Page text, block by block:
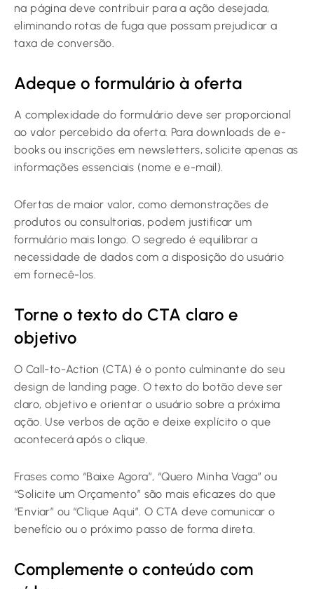
na página deve contribuir para a ação desejada,
eliminando rotas de fuga que possam prejudicar a
taxa de conversão.
Adeque o formulário à oferta
A complexidade do formulário deve ser proporcional
ao valor percebido da oferta. Para downloads de e-
books ou inscrições em newsletters, solicite apenas as
informações essenciais (nome e e-mail).
Ofertas de maior valor, como demonstrações de
produtos ou consultorias, podem justificar um
formulário mais longo. O segredo é equilibrar a
necessidade de dados com a disposição do usuário
em fornecê-los.
Torne o texto do CTA claro e
objetivo
O Call-to-Action (CTA) é o ponto culminante do seu
design de landing page. O texto do botão deve ser
claro, objetivo e orientar o usuário sobre a próxima
ação. Use verbos de ação e deixe explícito o que
acontecerá após o clique.
Frases como “Baixe Agora”, “Quero Minha Vaga” ou
“Solicite um Orçamento” são mais eficazes do que
“Enviar” ou “Clique Aqui”. O CTA deve comunicar o
benefício ou o próximo passo de forma direta.
Complemente o conteúdo com